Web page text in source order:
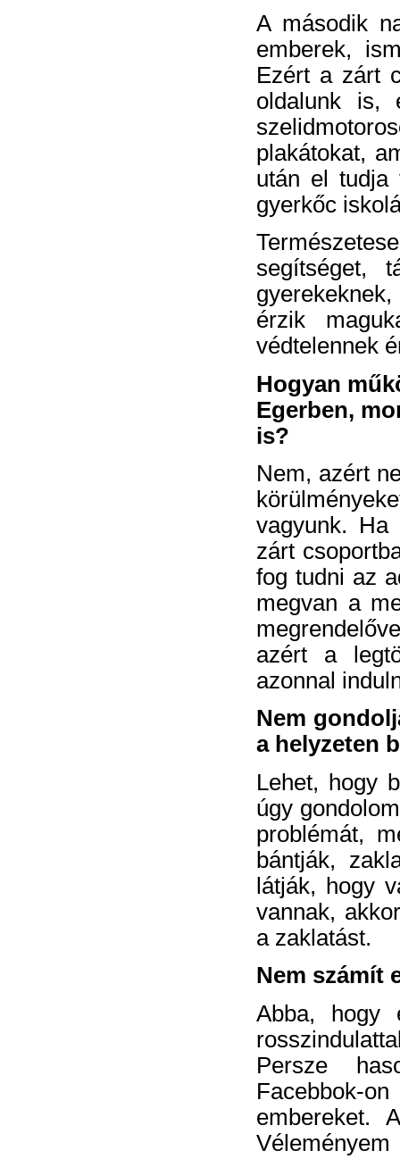
A második
emberek,
Ezért a zárt
oldalunk is,
plakátokat,
után el tudja
gyerkőc
segítséget,
érzik
védtelennek
Hogyan
Egerben,
is?
Nem, azért
vagyunk. Ha
zárt
fog tudni az
megvan a
azért a
azonnal
Nem
a helyzeten
Lehet, hogy
úgy
problémát,
bántják,
látják, hogy
vannak,
a zaklatást.
Nem számít
Abba, hogy
Persze
Facebbok-
embereket.